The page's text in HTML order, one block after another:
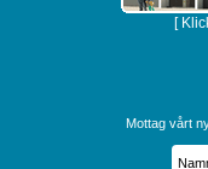
[
Mottag vårt